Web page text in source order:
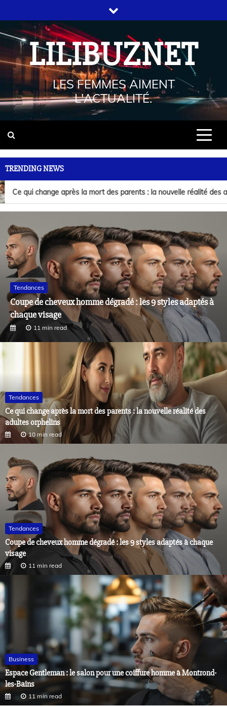
LILIBUZNET
LES FEMMES AIMENT
L'ACTUALITÉ.
TRENDING NEWS
Ce qui change après la mort des parents : la nouvelle réalité des
Business
Espace Gentleman : le salon pour une coiffure homme à
Montrond-les-Bains
11 min read
Tendances
Ce qui change après la mort des parents : la nouvelle réalité des
adultes orphelins
10 min read
Tendances
Coupe de cheveux homme dégradé : les 9 styles adaptés à chaque
visage
11 min read
Business
Espace Gentleman : le salon pour une coiffure homme à Montrond-
les-Bains
11 min read